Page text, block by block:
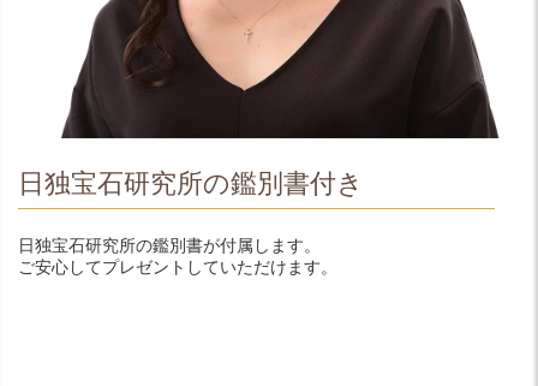
日独宝石研究所の鑑別書付き
日独宝石研究所の鑑別書が付属します。
ご安心してプレゼントしていただけます。